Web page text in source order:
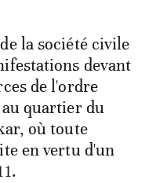
la société civile
devant
de l'ordre
quartier du
où toute
en vertu d'un